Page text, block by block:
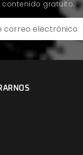
contenido gratuito.